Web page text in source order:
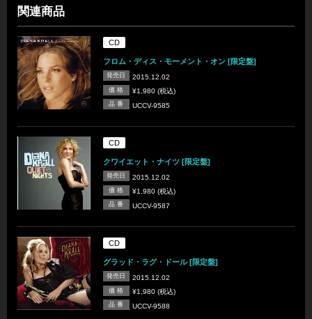
関連商品
CD
フロム・ディス・モーメント・オン [限定盤]
発売日 2015.12.02
価 格 ¥1,980 (税込)
品 番 UCCV-9585
CD
クワイエット・ナイツ [限定盤]
発売日 2015.12.02
価 格 ¥1,980 (税込)
品 番 UCCV-9587
CD
グラッド・ラグ・ドール [限定盤]
発売日 2015.12.02
価 格 ¥1,980 (税込)
品 番 UCCV-9588